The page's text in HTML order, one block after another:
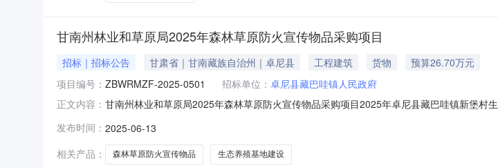
甘南州林业和草原局2025年森林草原防火宣传物品采购项目
招标｜招标公告 甘肃省｜甘南藏族自治州｜卓尼县 工程建筑 货物
预算26.70万元
项目编号： ZBWRMZF-2025-0501 招标单位： 卓尼县藏巴哇镇人民政府
正文内容： 甘南州林业和草原局2025年森林草原防火宣传物品采购项目2025年卓尼县藏巴哇镇新堡
村生态养殖基地建设项目001001施工267000.00（元）公告内容2025年卓尼县藏巴哇镇新
发布时间： 2025-06-13
相关产品：
森林草原防火宣传物品 生态养殖基地建设